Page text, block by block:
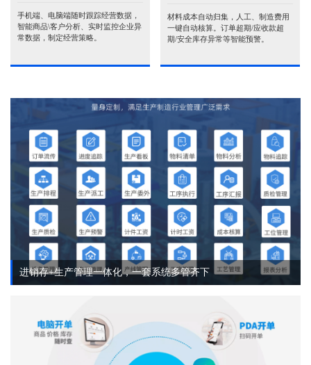
手机端、电脑端随时跟踪经营数据，
智能商品\客户分析、实时监控企业异
常数据，制定经营策略。
材料成本自动归集，人工、制造费用
一键自动核算。订单超期/应收款超
期/安全库存异常等智能预警。
进销存+生产管理一体化，一套系统多管齐下